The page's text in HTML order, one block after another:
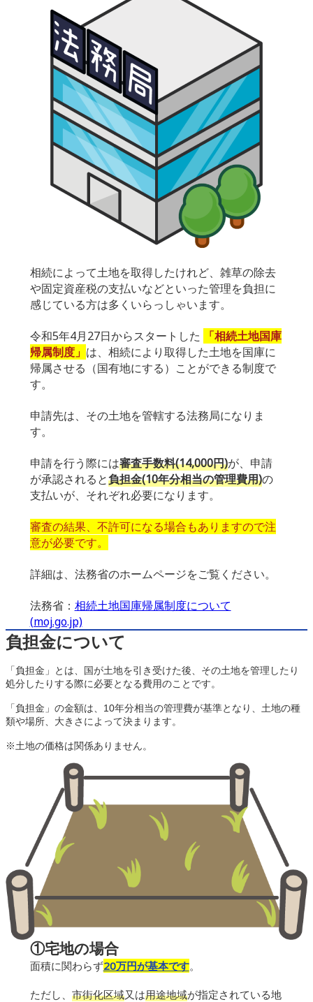
相続によって土地を取得したけれど、雑草の除去
や固定資産税の支払いなどといった管理を負担に
感じている方は多くいらっしゃいます。
令和5年4月27日からスタートした
「相続土地国庫
帰属制度」 は、相続により取得した土地を国庫に
帰属させる（国有地にする）ことができる制度で
す。
申請先は、その土地を管轄する法務局になりま
す。
申請を行う際には審査手数料(14,000円)が、申請
が承認されると負担金(10年分相当の管理費用)の
支払いが、それぞれ必要になります。
審査の結果、不許可になる場合もありますので注
意が必要です。
詳細は、法務省のホームページをご覧ください。
法務省： 相続土地国庫帰属制度について
(moj.go.jp)
負担金について
「負担金」とは、国が土地を引き受けた後、その土地を管理したり
処分したりする際に必要となる費用のことです。
「負担金」の金額は、10年分相当の管理費が基準となり、土地の種
類や場所、大きさによって決まります。
※土地の価格は関係ありません。
①宅地の場合
面積に関わらず20万円が基本です。
ただし、 市街化区域又は用途地域が指定されている地